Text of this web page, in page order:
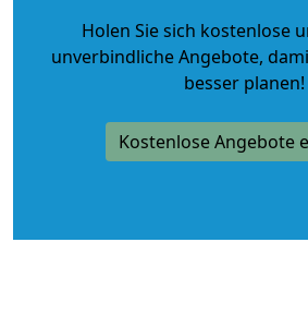
Holen Sie sich kostenlose
unverbindliche Angebote,
besser planen!
Kostenlose Angebote